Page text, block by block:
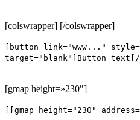
[colswrapper] [/colswrapper]
[button link="www..."
target="blank"]Button text[/
[gmap height=»230″]
[[gmap height="230"